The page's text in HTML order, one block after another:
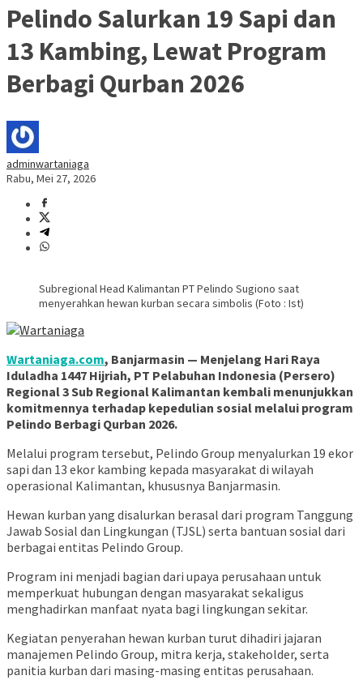
Pelindo Salurkan 19 Sapi dan
13 Kambing, Lewat Program
Berbagi Qurban 2026
adminwartaniaga
Rabu, Mei 27, 2026
Subregional Head Kalimantan PT Pelindo Sugiono saat
menyerahkan hewan kurban secara simbolis (Foto : Ist)
Wartaniaga.com, Banjarmasin — Menjelang Hari Raya
Iduladha 1447 Hijriah, PT Pelabuhan Indonesia (Persero)
Regional 3 Sub Regional Kalimantan kembali menunjukkan
komitmennya terhadap kepedulian sosial melalui program
Pelindo Berbagi Qurban 2026.
Melalui program tersebut, Pelindo Group menyalurkan 19 ekor
sapi dan 13 ekor kambing kepada masyarakat di wilayah
operasional Kalimantan, khususnya Banjarmasin.
Hewan kurban yang disalurkan berasal dari program Tanggung
Jawab Sosial dan Lingkungan (TJSL) serta bantuan sosial dari
berbagai entitas Pelindo Group.
Program ini menjadi bagian dari upaya perusahaan untuk
memperkuat hubungan dengan masyarakat sekaligus
menghadirkan manfaat nyata bagi lingkungan sekitar.
Kegiatan penyerahan hewan kurban turut dihadiri jajaran
manajemen Pelindo Group, mitra kerja, stakeholder, serta
panitia kurban dari masing-masing entitas perusahaan.